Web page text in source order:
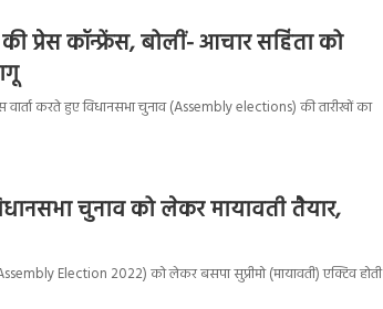
प्रेस कॉन्फ्रेंस, बोलीं- आचार सहिंता को
करते हुए विधानसभा चुनाव (Assembly elections) की तारीखों का
चुनाव को लेकर मायावती तैयार,
Election 2022) को लेकर बसपा सुप्रीमो (मायावती) एक्टिव होती